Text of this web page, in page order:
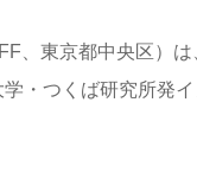
、東京都中央区）
・つくば研究所発